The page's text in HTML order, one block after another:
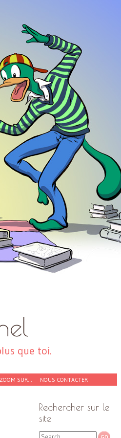
que toi.
ZOOM SUR… NOUS CONTACTER
Rechercher sur le
site
Search